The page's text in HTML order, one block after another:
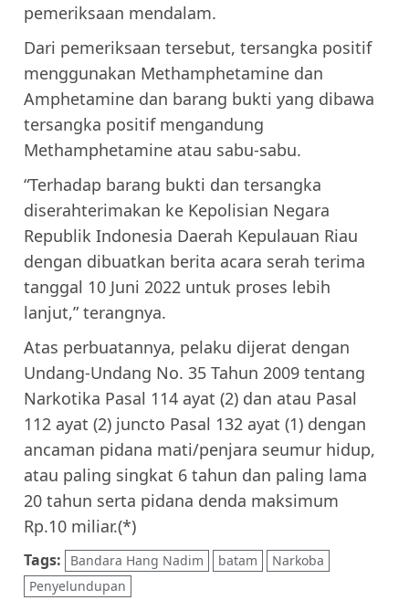
pemeriksaan mendalam.
Dari pemeriksaan tersebut, tersangka positif
menggunakan Methamphetamine dan
Amphetamine dan barang bukti yang dibawa
tersangka positif mengandung
Methamphetamine atau sabu-sabu.
“Terhadap barang bukti dan tersangka
diserahterimakan ke Kepolisian Negara
Republik Indonesia Daerah Kepulauan Riau
dengan dibuatkan berita acara serah terima
tanggal 10 Juni 2022 untuk proses lebih
lanjut,” terangnya.
Atas perbuatannya, pelaku dijerat dengan
Undang-Undang No. 35 Tahun 2009 tentang
Narkotika Pasal 114 ayat (2) dan atau Pasal
112 ayat (2) juncto Pasal 132 ayat (1) dengan
ancaman pidana mati/penjara seumur hidup,
atau paling singkat 6 tahun dan paling lama
20 tahun serta pidana denda maksimum
Rp.10 miliar.(*)
Tags: Bandara Hang Nadim batam
Narkoba
Penyelundupan